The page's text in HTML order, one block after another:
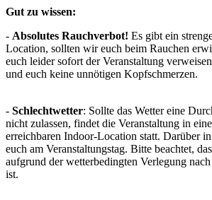
Gut zu wissen:
- Absolutes Rauchverbot! Es gibt ein
Location, sollten wir euch beim Rauchen
euch leider sofort der Veranstaltung
und euch keine unnötigen Kopfschmerzen.
- Schlechtwetter: Sollte das Wetter eine
nicht zulassen, findet die Veranstaltung in
erreichbaren Indoor-Location statt. Darüber
euch am Veranstaltungstag. Bitte beachtet,
aufgrund der wetterbedingten Verlegung
ist.